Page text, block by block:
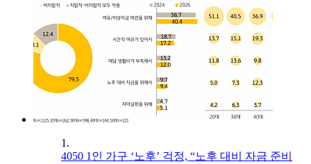
1.
4050 1인 가구 ‘노후’ 걱정, “노후 대비 자금 준비